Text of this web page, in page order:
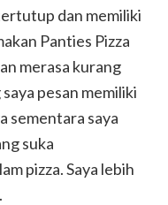
dan memiliki
Panties Pizza
merasa kurang
pesan memiliki
sementara saya
suka
pizza. Saya lebih